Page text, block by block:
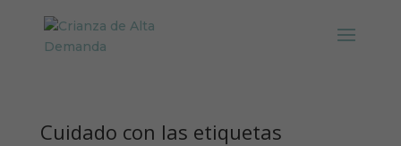
Cuidado con las etiquetas